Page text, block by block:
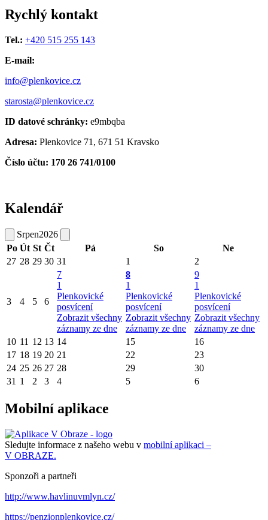
Rychlý kontakt
Tel.: +420 515 255 143
E-mail:
info@plenkovice.cz
starosta@plenkovice.cz
ID datové schránky: e9mbqba
Adresa: Plenkovice 71, 671 51 Kravsko
Číslo účtu: 170 26 741/0100
Kalendář
Srpen2026
Po Út St Čt Pá So
Ne
27 28 29 30 31 1 2
3 4 5 6
7
1
Plenkovické
posvícení
Zobrazit všechny
záznamy ze dne
8
1
Plenkovické
posvícení
Zobrazit všechny
záznamy ze dne
9
1
Plenkovické
posvícení
Zobrazit všechny
záznamy ze dne
10 11 12 13 14 15
16
17 18 19 20 21 22
23
24 25 26 27 28 29
30
31 1 2 3 4 5 6
Mobilní aplikace
Sledujte informace z našeho webu v mobilní aplikaci –
V OBRAZE.
Sponzoři a partneři
http://www.havlinuvmlyn.cz/
https://penzionplenkovice.cz/